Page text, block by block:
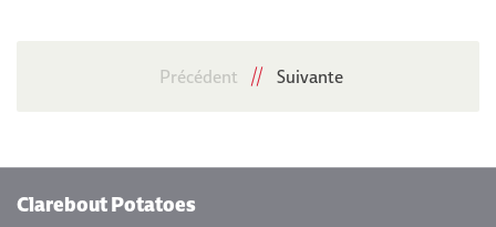
Précédent Suivante
Clarebout Potatoes